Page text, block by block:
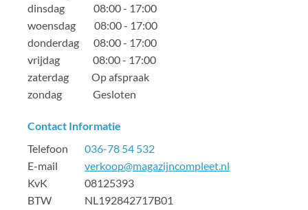
dinsdag 08:00 - 17:00
woensdag 08:00 - 17:00
donderdag 08:00 - 17:00
vrijdag 08:00 - 17:00
zaterdag Op afspraak
zondag Gesloten
Contact Informatie
Telefoon 036-78 54 532
E-mail verkoop@magazijncompleet.nl
KvK 08125393
BTW NL192842717B01